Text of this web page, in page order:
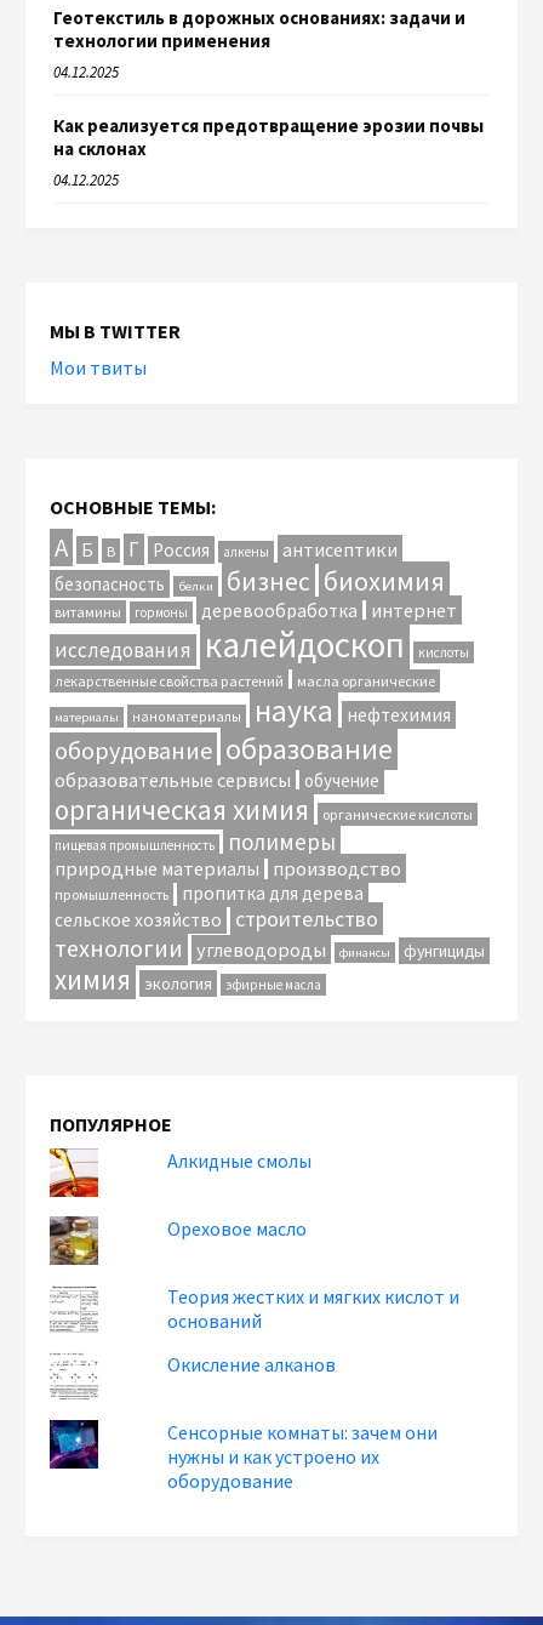
Геотекстиль в дорожных основаниях: задачи и
технологии применения
04.12.2025
Как реализуется предотвращение эрозии почвы
на склонах
04.12.2025
МЫ В TWITTER
Мои твиты
ОСНОВНЫЕ ТЕМЫ:
А Б В Г Россия алкены антисептики
безопасность белки бизнес биохимия
витамины гормоны деревообработка интернет
исследования калейдоскоп кислоты
лекарственные свойства растений масла органические
материалы наноматериалы наука нефтехимия
оборудование образование
образовательные сервисы обучение
органическая химия органические кислоты
пищевая промышленность полимеры
природные материалы производство
промышленность
пропитка для дерева
сельское хозяйство
строительство
технологии углеводороды финансы фунгициды
химия экология эфирные масла
ПОПУЛЯРНОЕ
Алкидные смолы
Ореховое масло
Теория жестких и мягких кислот и
оснований
Окисление алканов
Сенсорные комнаты: зачем они
нужны и как устроено их
оборудование